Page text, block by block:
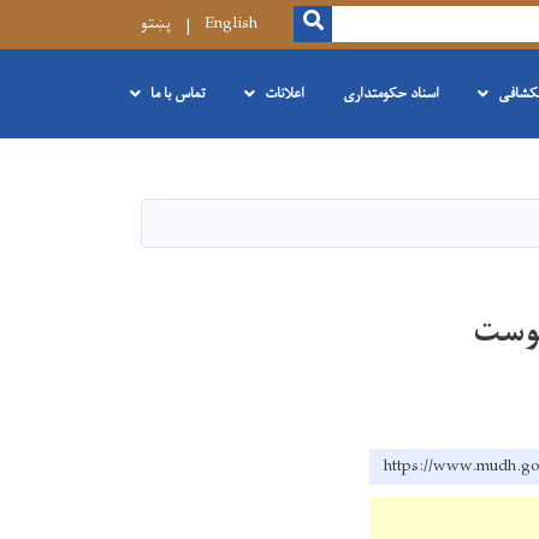
SEARCH
English پښتو
اسناد حکومتداری اعلانات تماس با ما
https://